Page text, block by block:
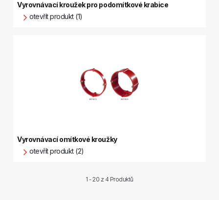
Vyrovnávací kroužek pro podomítkové krabice
otevřít produkt (1)
Vyrovnávací omítkové kroužky
otevřít produkt (2)
1 - 20 z 4 Produktů